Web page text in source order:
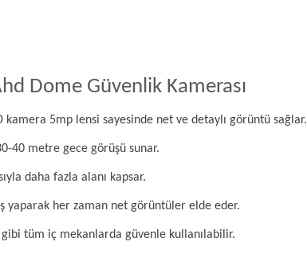
Dome Güvenlik Kamerası
kamera 5mp lensi sayesinde net ve detaylı görüntü sağlar.
40 metre gece görüşü sunar.
daha fazla alanı kapsar.
yaparak her zaman net görüntüler elde eder.
gibi tüm iç mekanlarda güvenle kullanılabilir.